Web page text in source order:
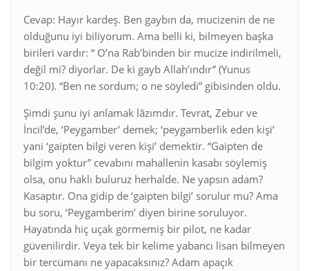
Cevap: Hayır kardeş. Ben gaybın da, mucizenin de ne
olduğunu iyi biliyorum. Ama belli ki, bilmeyen başka
birileri vardır: “ O’na Rab’binden bir mucize indirilmeli,
değil mi? diyorlar. De ki gayb Allah’ındır” (Yunus
10:20). “Ben ne sordum; o ne söyledi” gibisinden oldu.
Şimdi şunu iyi anlamak lâzımdır. Tevrat, Zebur ve
İncil’de, ‘Peygamber’ demek; ‘peygamberlik eden kişi’
yani ‘gaipten bilgi veren kişi’ demektir. “Gaipten de
bilgim yoktur” cevabını mahallenin kasabı söylemiş
olsa, onu haklı buluruz herhalde. Ne yapsın adam?
Kasaptır. Ona gidip de ‘gaipten bilgi’ sorulur mu? Ama
bu soru, ‘Peygamberim’ diyen birine soruluyor.
Hayatında hiç uçak görmemiş bir pilot, ne kadar
güvenilirdir. Veya tek bir kelime yabancı lisan bilmeyen
bir tercümanı ne yapacaksınız? Adam apaçık